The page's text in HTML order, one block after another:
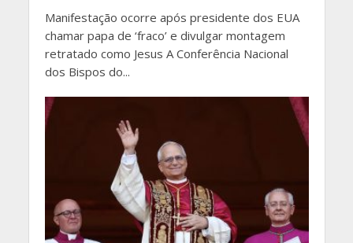
Manifestação ocorre após presidente dos EUA
chamar papa de ‘fraco’ e divulgar montagem
retratado como Jesus A Conferência Nacional
dos Bispos do...